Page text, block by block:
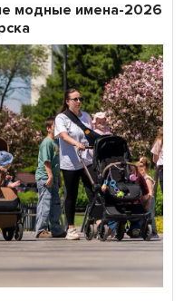
модные имена-2026